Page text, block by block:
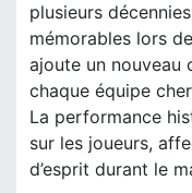
plusieurs
mémorables lors
ajoute un nouveau
chaque équipe
La performance
sur les joueurs,
d’esprit durant le